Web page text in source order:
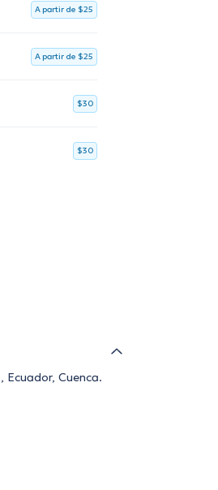
A partir de $25
A partir de $25
$30
$30
Ecuador, Cuenca.